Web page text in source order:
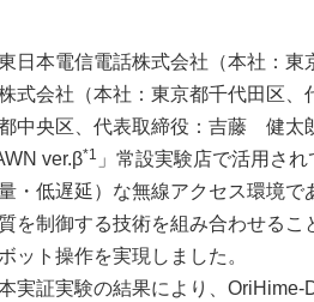
日本電信電話株式会社（本社：
式会社（本社：東京都千代田区
中央区、代表取締役：吉藤 健太
ver.β*1 」常設実験店で活用さ
・低遅延）な無線アクセス環境で
を制御する技術を組み合わせる
ット操作を実現しました。
実証実験の結果により、